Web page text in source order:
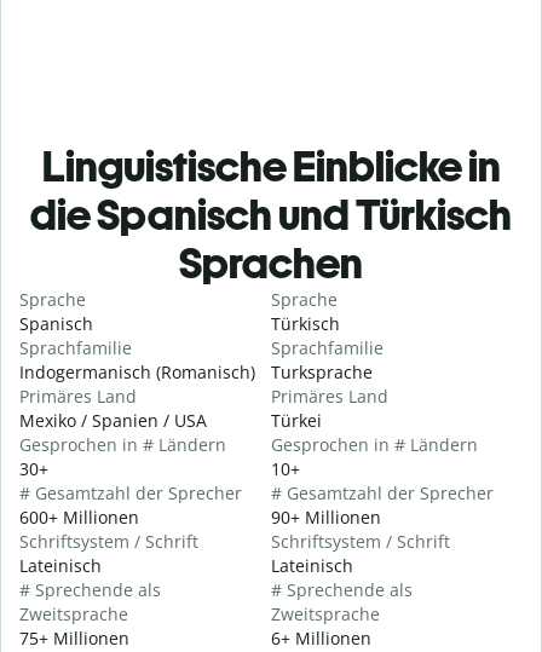
Linguistische Einblicke in
die Spanisch und Türkisch
Sprachen
Sprache
Spanisch
Sprachfamilie
Indogermanisch (Romanisch)
Primäres Land
Mexiko / Spanien / USA
Gesprochen in # Ländern
30+
# Gesamtzahl der Sprecher
600+ Millionen
Schriftsystem / Schrift
Lateinisch
# Sprechende als
Zweitsprache
75+ Millionen
Sprache
Türkisch
Sprachfamilie
Turksprache
Primäres Land
Türkei
Gesprochen in # Ländern
10+
# Gesamtzahl der Sprecher
90+ Millionen
Schriftsystem / Schrift
Lateinisch
# Sprechende als
Zweitsprache
6+ Millionen